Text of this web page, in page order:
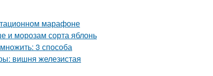
марафоне
и морозам сорта яблонь
3 способа
вишня железистая